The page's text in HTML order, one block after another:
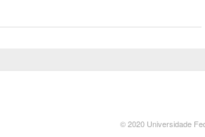
© 2020 Universidade